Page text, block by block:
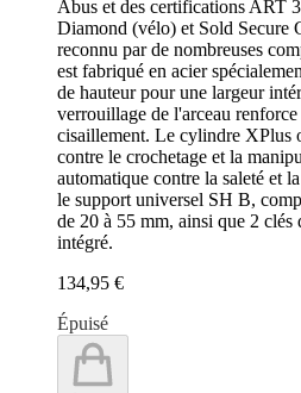
Abus et des certifications ART
Diamond (vélo) et Sold Secure
reconnu par de nombreuses
est fabriqué en acier
de hauteur pour une largeur
verrouillage de l'arceau
cisaillement. Le cylindre XPlus
contre le crochetage et la
automatique contre la saleté et
le support universel SH B,
de 20 à 55 mm, ainsi que 2
intégré.
134,95 €
Épuisé